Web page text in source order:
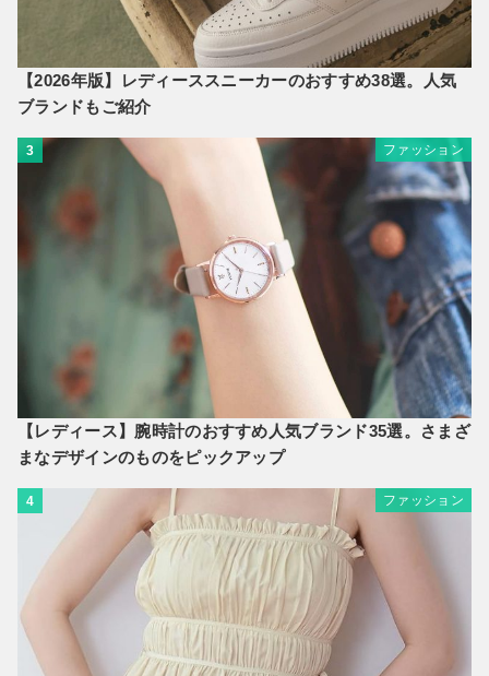
【2026年版】レディーススニーカーのおすすめ38選。人気
ブランドもご紹介
3 ファッション
【レディース】腕時計のおすすめ人気ブランド35選。さまざ
まなデザインのものをピックアップ
4 ファッション